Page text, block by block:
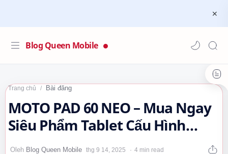
Blog Queen Mobile
Trang chủ Bài đăng
MOTO PAD 60 NEO – Mua Ngay
Siêu Phẩm Tablet Cấu Hình
Vượt Trội, Giá Cực Sốc!…
4 min read